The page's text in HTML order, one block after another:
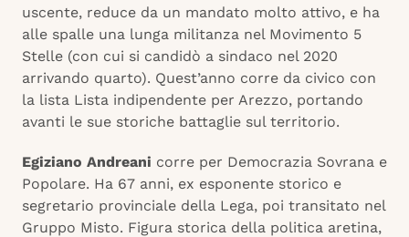
uscente, reduce da un mandato molto attivo, e ha
alle spalle una lunga militanza nel Movimento 5
Stelle (con cui si candidò a sindaco nel 2020
arrivando quarto). Quest’anno corre da civico con
la lista Lista indipendente per Arezzo, portando
avanti le sue storiche battaglie sul territorio.
Egiziano Andreani corre per Democrazia Sovrana e
Popolare. Ha 67 anni, ex esponente storico e
segretario provinciale della Lega, poi transitato nel
Gruppo Misto. Figura storica della politica aretina,